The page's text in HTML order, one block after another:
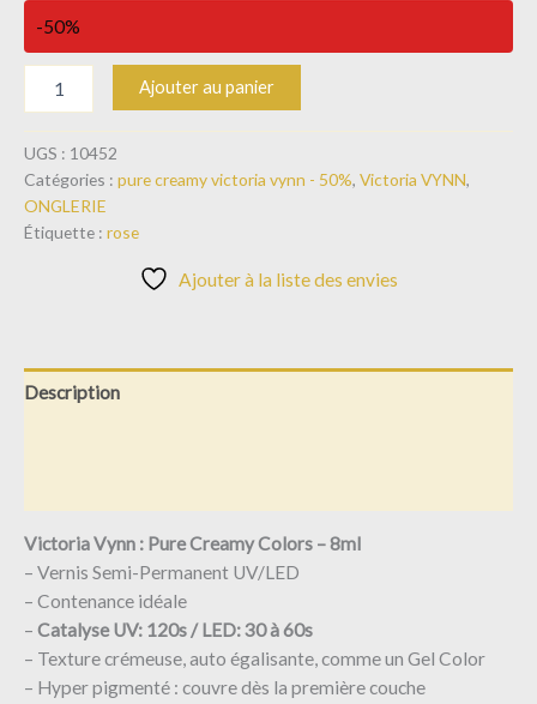
-50%
Ajouter au panier
UGS : 10452
Catégories : pure creamy victoria vynn - 50%, Victoria VYNN,
ONGLERIE
Étiquette : rose
Ajouter à la liste des envies
Description
Victoria Vynn : Pure Creamy Colors – 8ml
– Vernis Semi-Permanent UV/LED
– Contenance idéale
– Catalyse UV: 120s / LED: 30 à 60s
– Texture crémeuse, auto égalisante, comme un Gel Color
– Hyper pigmenté : couvre dès la première couche